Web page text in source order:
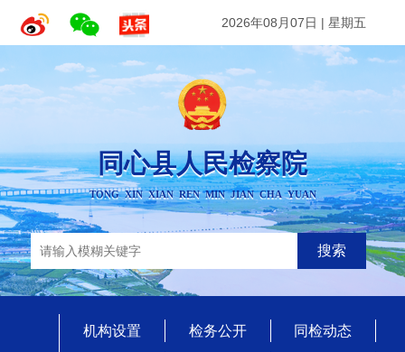
2026年08月07日 | 星期五
同心县人民检察院
TONG XIN XIAN REN MIN JIAN CHA YUAN
搜索
机构设置 检务公开 同检动态